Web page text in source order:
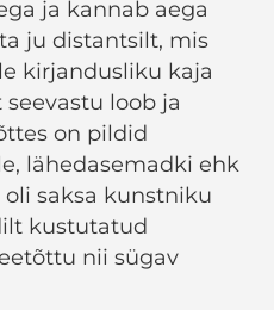
ja kannab aega
ju distantsilt, mis
kirjandusliku kaja
loob ja
on pildid
lähedasemadki ehk
saksa kunstniku
kustutatud
nii sügav